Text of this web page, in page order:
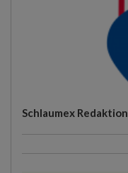
Schlaumex Redaktion